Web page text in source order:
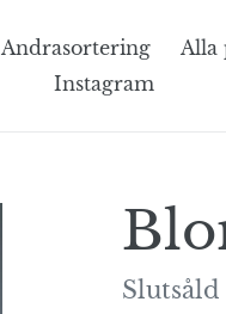
Andrasortering Alla
Instagram
Slutsåld